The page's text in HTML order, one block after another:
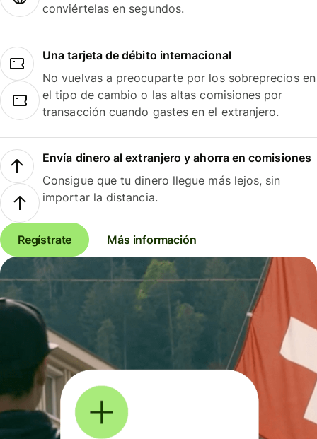
conviértelas en segundos.
Una tarjeta de débito internacional
No vuelvas a preocuparte por los sobreprecios en
el tipo de cambio o las altas comisiones por
transacción cuando gastes en el extranjero.
Envía dinero al extranjero y ahorra en comisiones
Consigue que tu dinero llegue más lejos, sin
importar la distancia.
Regístrate Más información